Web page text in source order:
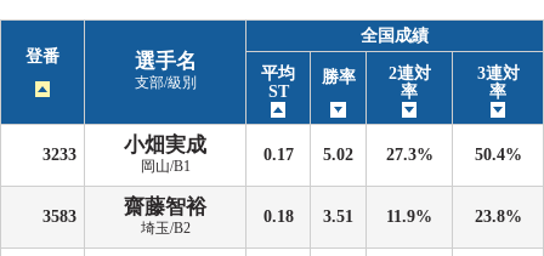
登番 選手名
支部/級別
全国成績
平均
ST
勝率
2連対
率
3連対
率
3233 小畑実成
岡山/B1
0.17 5.02 27.3% 50.4%
3583 齋藤智裕
埼玉/B2
0.18 3.51 11.9% 23.8%